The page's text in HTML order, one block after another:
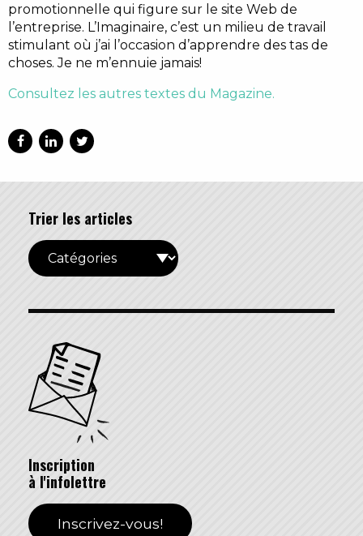
promotionnelle qui figure sur le site Web de
l’entreprise. L’Imaginaire, c’est un milieu de travail
stimulant où j’ai l’occasion d’apprendre des tas de
choses. Je ne m’ennuie jamais!
Consultez les autres textes du Magazine.
Trier les articles
Inscription
à l'infolettre
Inscrivez-vous!